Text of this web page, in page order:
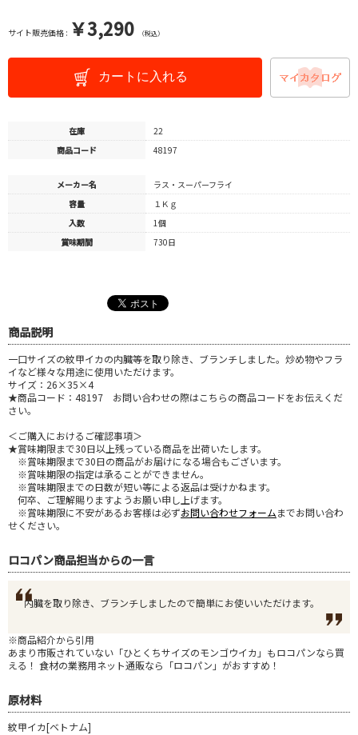
サイト販売価格 : ￥3,290 （税込）
カートに入れる
在庫
22
商品コード
48197
メーカー名
ラス・スーパーフライ
容量
１Ｋｇ
入数
1個
賞味期間
730日
商品説明
一口サイズの紋甲イカの内臓等を取り除き、ブランチしました。炒め物やフラ
イなど様々な用途に使用いただけます。
サイズ：26×35×4
★商品コード：48197 お問い合わせの際はこちらの商品コードをお伝えくだ
さい。
＜ご購入におけるご確認事項＞
★賞味期限まで30日以上残っている商品を出荷いたします。
※賞味期限まで30日の商品がお届けになる場合もございます。
※賞味期限の指定は承ることができません。
※賞味期限までの日数が短い等による返品は受けかねます。
何卒、ご理解賜りますようお願い申し上げます。
※賞味期限に不安があるお客様は必ずお問い合わせフォームまでお問い合わ
せください。
ロコパン商品担当からの一言
内臓を取り除き、ブランチしましたので簡単にお使いいただけます。
※商品紹介から引用
あまり市販されていない「ひとくちサイズのモンゴウイカ」もロコパンなら買
える！ 食材の業務用ネット通販なら「ロコパン」がおすすめ！
原材料
紋甲イカ[ベトナム]